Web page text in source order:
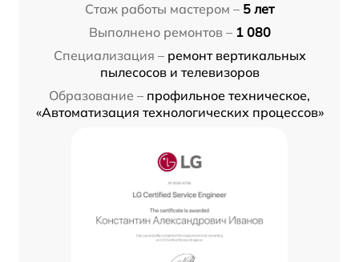
Стаж работы мастером – 5 лет
Выполнено ремонтов – 1 080
Специализация – ремонт вертикальных
пылесосов и телевизоров
Образование – профильное техническое,
«Автоматизация технологических процессов»